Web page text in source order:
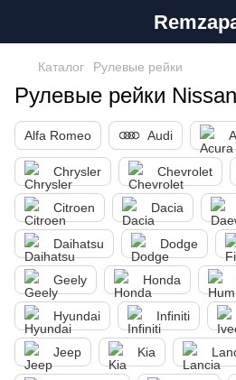
Каталог Рулевые рейки
Рулевые рейки Nissan
Alfa Romeo Audi
Chrysler Chevrolet
Citroen Dacia
Daihatsu Dodge
Geely Honda
Hyundai Infiniti
Jeep Kia